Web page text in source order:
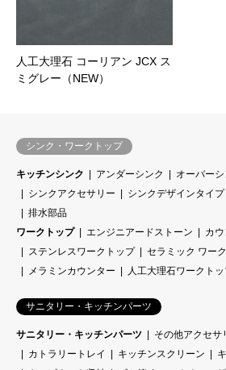
人工大理石 コーリアン JCX ス
ミグレー（NEW）
シンク・ワークトップ
キッチンシンク アンダーシンク オーバーシ
シンクアクセサリー
シンクデザインタイプ
排水部品
ワークトップ
エンジニアードストーン
カ
ステンレスワークトップ
セラミック ワー
メラミンカウンター
人工大理石ワークト
サニタリー・キッチンパーツ
サニタリー・キッチンパーツ その他アクセサ
カトラリートレイ
キッチンスクリーン